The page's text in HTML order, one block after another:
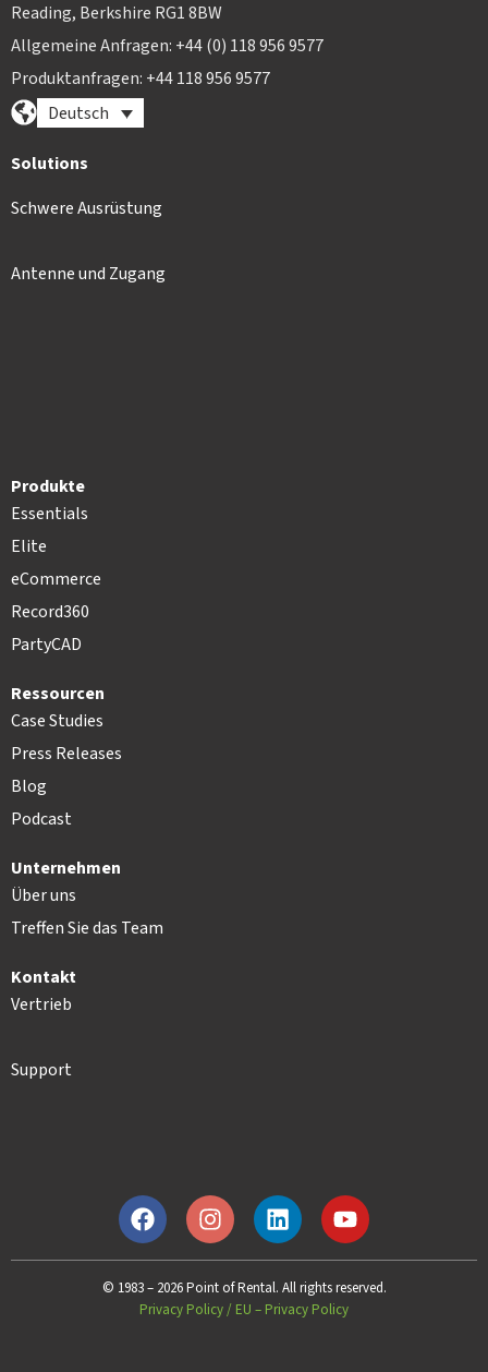
Reading, Berkshire RG1 8BW
Allgemeine Anfragen: +44 (0) 118 956 9577
Produktanfragen: +44 118 956 9577
Deutsch
Solutions
Schwere Ausrüstung
Antenne und Zugang
Produkte
Essentials
Elite
eCommerce
Record360
PartyCAD
Ressourcen
Case Studies
Press Releases
Blog
Podcast
Unternehmen
Über uns
Treffen Sie das Team
Kontakt
Vertrieb
Support
© 1983 – 2026 Point of Rental. All rights reserved.
Privacy Policy/ EU – Privacy Policy